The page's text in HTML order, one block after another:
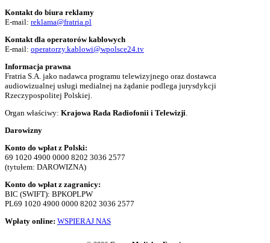
Kontakt do biura reklamy
E-mail: reklama@fratria.pl
Kontakt dla operatorów kablowych
E-mail: operatorzy.kablowi@wpolsce24.tv
Informacja prawna
Fratria S.A. jako nadawca programu telewizyjnego oraz dostawca
audiowizualnej usługi medialnej na żądanie podlega jurysdykcji
Rzeczypospolitej Polskiej.
Organ właściwy: Krajowa Rada Radiofonii i Telewizji
Darowizny
Konto do wpłat z Polski:
69 1020 4900 0000 8202 3036 2577
(tytułem: DAROWIZNA)
Konto do wpłat z zagranicy:
BIC (SWIFT): BPKOPLPW
PL69 1020 4900 0000 8202 3036 2577
Wpłaty online: WSPIERAJ NAS